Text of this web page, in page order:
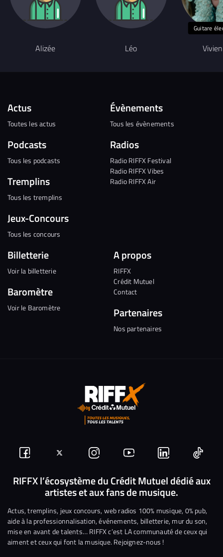
Alizée Léo
Guitare
Actus
Toutes les actus
Podcasts
Tous les podcasts
Tremplins
Tous les tremplins
Jeux-Concours
Tous les concours
Évènements
Tous les évènements
Radios
Radio RIFFX Festival
Radio RIFFX Vibes
Radio RIFFX Air
Billetterie
Voir la billetterie
Baromètre
Voir le Baromètre
A propos
RIFFX
Crédit Mutuel
Contact
Partenaires
Nos partenaires
Suivez-
nous
Facebook
Suivez-
nous
sur
Twitter
Nous
rejoindre
sur
Instagram
Nous
rejoindre
sur
YouTube
Nous
rejoindre
sur
Linkedin
Nous
RIFFX l’écosystème du Crédit Mutuel dédié aux
artistes et aux fans de musique.
Actus, tremplins, jeux concours, web radios 100% musique, 0% pub,
aide à la professionnalisation, événements, billetterie, mur du son,
mise en avant de talents… RIFFX c’est LA communauté de ceux qui
aiment et ceux qui font la musique. Rejoignez-nous !